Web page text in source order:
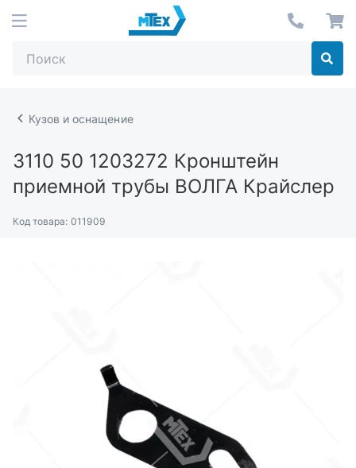
Кузов и оснащение
3110 50 1203272 Кронштейн
приемной трубы ВОЛГА Крайслер
Код товара: 011909